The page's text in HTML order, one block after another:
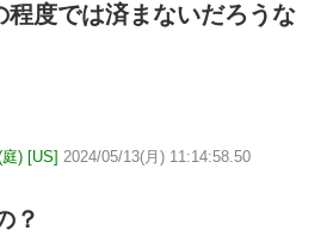
程度では済まないだろうな
) [US] 2024/05/13(月) 11:14:58.50
？